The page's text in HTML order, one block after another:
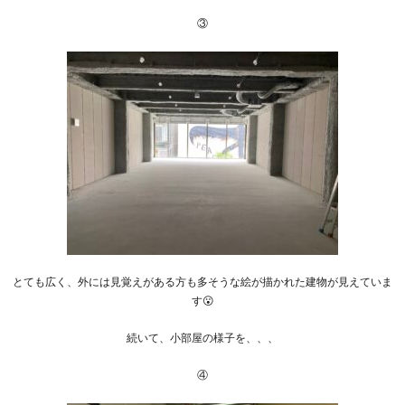
③
とても広く、外には見覚えがある方も多そうな絵が描かれた建物が見えていま
す😮
続いて、小部屋の様子を、、、
④